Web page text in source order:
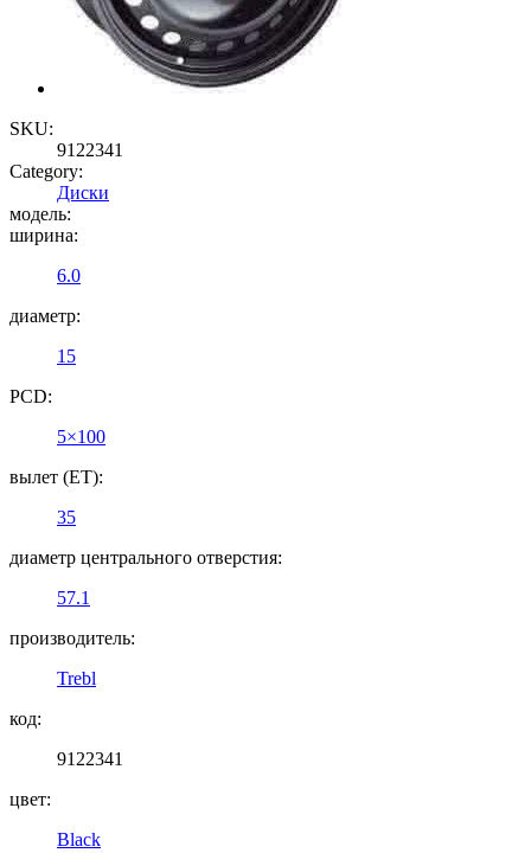
SKU:
9122341
Category:
Диски
модель:
ширина:
6.0
диаметр:
15
PCD:
5×100
вылет (ET):
35
диаметр центрального отверстия:
57.1
производитель:
Trebl
код:
9122341
цвет:
Black